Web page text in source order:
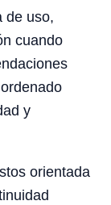
de uso,
cuando
y
orientada